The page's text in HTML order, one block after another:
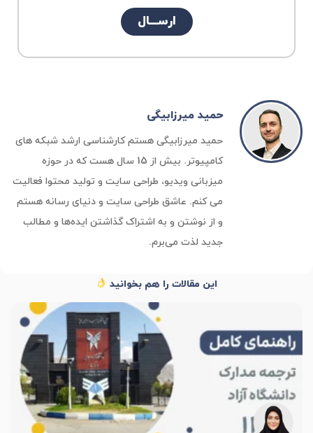
ارســـال
حمید میرزابیگی
حمید میرزابیگی هستم کارشناسی ارشد شبکه های
کامپیوتر. بیش از 15 سال هست که در حوزه
میزبانی ویدیو، طراحی سایت و تولید محتوا فعالیت
می کنم. عاشق طراحی سایت و دنیای رسانه هستم
و از نوشتن و به اشتراک گذاشتن ایده‌ها و مطالب
جدید لذت می‌برم.
این مقالات را هم بخوانید